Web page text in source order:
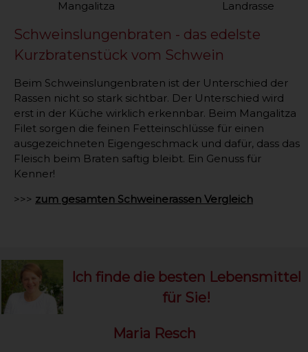
Mangalitza Landrasse
Schweinslungenbraten - das edelste
Kurzbratenstück vom Schwein
Beim Schweinslungenbraten ist der Unterschied der
Rassen nicht so stark sichtbar. Der Unterschied wird
erst in der Küche wirklich erkennbar. Beim Mangalitza
Filet sorgen die feinen Fetteinschlüsse für einen
ausgezeichneten Eigengeschmack und dafür, dass das
Fleisch beim Braten saftig bleibt. Ein Genuss für
Kenner!
>>> zum gesamten Schweinerassen Vergleich
Ich finde die besten Lebensmittel
für Sie!
Maria Resch